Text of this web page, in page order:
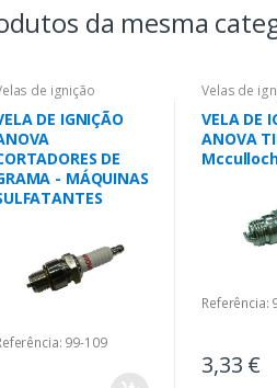
da mesma
de ignição
DE IGNIÇÃO
DE
- MÁQUINAS
99-109
Velas de
VELA DE
ANOVA
Referência:
3,33 €